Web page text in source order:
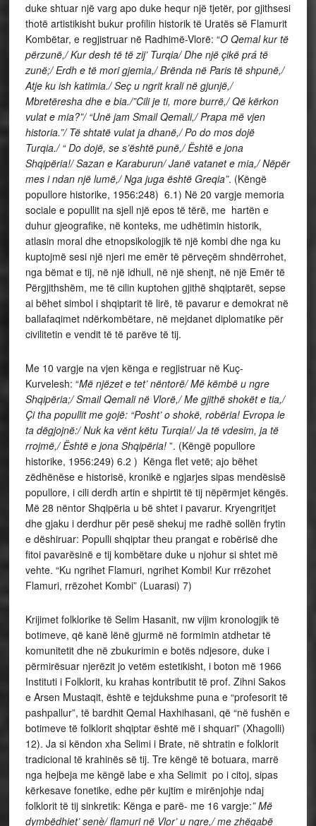
duke shtuar një varg apo duke hequr një tjetër, por gjithsesi
thotë artistikisht bukur profilin historik të Uratës së Flamurit
Kombëtar, e regjistruar në Radhimë-Vlorë: “O Qemal kur të
përzunë,/ Kur desh të të zij’ Turqia/ Dhe një çikë prá të
zunë;/ Erdh e të mori gjemia,/ Brënda në Paris të shpunë,/
Atje ku ish katimia./ Seç u ngrit krali në gjunjë,/
Mbretëresha dhe e bia./”Cili je ti, more burrë,/ Që kërkon
vulat e mia?”/ “Unë jam Smail Qemali,/ Prapa më vjen
historia.”/ Të shtatë vulat ja dhanë,/ Po do mos dojë
Turqia./ “ Do dojë, se s’është punë,/ Është e jona
Shqipëria!/ Sazan e Karaburun/ Janë vatanet e mia,/ Nëpër
mes i ndan një lumë,/ Nga juga është Greqia”. (Këngë
popullore historike, 1956:248) 6.1) Në 20 vargje memoria
sociale e popullit na sjell një epos të tërë, me hartën e
duhur gjeografike, në konteks, me udhëtimin historik,
atlasin moral dhe etnopsikologjik të një kombi dhe nga ku
kuptojmë sesi një njeri me emër të përveçëm shndërrohet,
nga bëmat e tij, në një idhull, në një shenjt, në një Emër të
Përgjithshëm, me të cilin kuptohen gjithë shqiptarët, sepse
ai bëhet simbol i shqiptarit të lirë, të pavarur e demokrat në
ballafaqimet ndërkombëtare, në mejdanet diplomatike për
civilitetin e vendit të të parëve të tij.
Me 10 vargje na vjen kënga e regjistruar në Kuç-
Kurvelesh: “Më njëzet e tet’ nëntorë/ Më këmbë u ngre
Shqipëria;/ Smail Qemali në Vlorë,/ Me gjithë shokët e tia,/
Çi tha popullit me gojë: “Posht’ o shokë, robëria! Evropa le
ta dëgjojnë:/ Nuk ka vënt këtu Turqia!/ Ja të vdesim, ja të
rrojmë,/ Është e jona Shqipëria!”. (Këngë popullore
historike, 1956:249) 6.2 ) Kënga flet vetë; ajo bëhet
zëdhënëse e historisë, kronikë e ngjarjes sipas mendësisë
popullore, i cili derdh artin e shpirtit të tij nëpërmjet këngës.
Më 28 nëntor Shqipëria u bë shtet i pavarur. Kryengritjet
dhe gjaku i derdhur për pesë shekuj me radhë sollën frytin
e dëshiruar: Populli shqiptar theu prangat e robërisë dhe
fitoi pavarësinë e tij kombëtare duke u njohur si shtet më
vehte. “Ku ngrihet Flamuri, ngrihet Kombi! Kur rrëzohet
Flamuri, rrëzohet Kombi” (Luarasi) 7)
Krijimet folklorike të Selim Hasanit, nw vijim kronologjik të
botimeve, që kanë lënë gjurmë në formimin atdhetar të
komunitetit dhe në zbukurimin e botës ndjesore, duke i
përmirësuar njerëzit jo vetëm estetikisht, i boton më 1966
Instituti i Folklorit, ku krahas kontributit të prof. Zihni Sakos
e Arsen Mustaqit, është e tejdukshme puna e “profesorit të
pashpallur”, të bardhit Qemal Haxhihasani, që “në fushën e
botimeve të folklorit shqiptar është më i shquari” (Xhagolli)
12). Ja si këndon xha Selimi i Brate, në shtratin e folklorit
tradicional të krahinës së tij. Tre këngë të botuara, marrë
nga hejbeja me këngë labe e xha Selimit po i citoj, sipas
kërkesave fonetike, edhe për kujtim e mirënjohje ndaj
folklorit të tij sinkretik: Kënga e parë- me 16 vargje:” Më
dymbëdhiet’ senè/ flamuri në Vlor’ u ngre,/ me zhëgabë